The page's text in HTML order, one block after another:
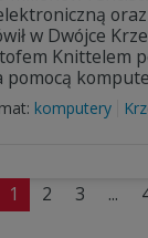
w Dwójce
Knittelem
komputery
1 2 3 ...